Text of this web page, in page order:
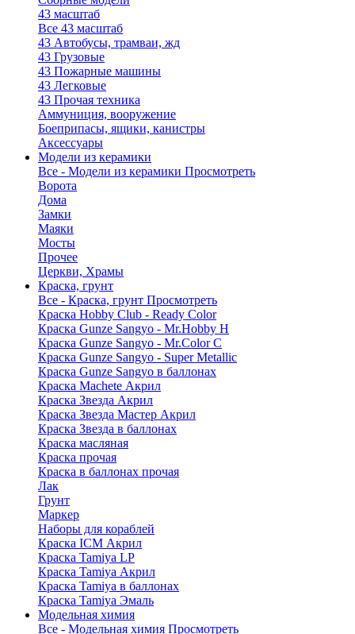
43 масштаб
Все 43 масштаб
43 Автобусы, трамваи, жд
43 Грузовые
43 Пожарные машины
43 Легковые
43 Прочая техника
Аммуниция, вооружение
Боеприпасы, ящики, канистры
Аксессуары
Модели из керамики
Все - Модели из керамики Просмотреть
Ворота
Дома
Замки
Маяки
Мосты
Прочее
Церкви, Храмы
Краска, грунт
Все - Краска, грунт Просмотреть
Краска Hobby Club - Ready Color
Краска Gunze Sangyo - Mr.Hobby H
Краска Gunze Sangyo - Mr.Color C
Краска Gunze Sangyo - Super Metallic
Краска Gunze Sangyo в баллонах
Краска Machete Акрил
Краска Звезда Акрил
Краска Звезда Мастер Акрил
Краска Звезда в баллонах
Краска масляная
Краска прочая
Краска в баллонах прочая
Лак
Грунт
Маркер
Наборы для кораблей
Краска ICM Акрил
Краска Tamiya LP
Краска Tamiya Акрил
Краска Tamiya в баллонах
Краска Tamiya Эмаль
Модельная химия
Все - Модельная химия Просмотреть